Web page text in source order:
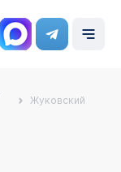
Жуковский